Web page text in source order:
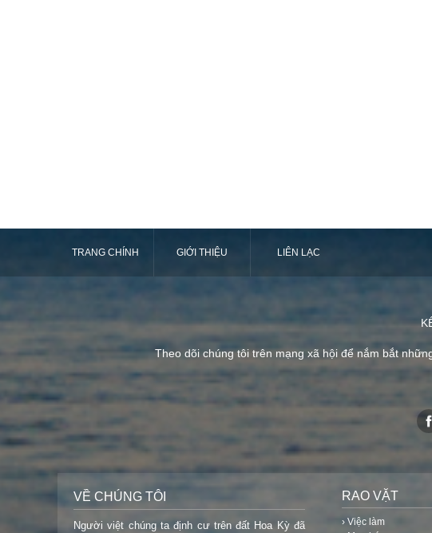
TRANG CHÍNH GIỚI THIỆU LIÊN LẠC
Theo dõi chúng tôi trên mạng xã hội để nắm bắt
VỀ CHÚNG TÔI
Người việt chúng ta định cư trên đất Hoa Kỳ đã
RAO VẶT
› Việc làm